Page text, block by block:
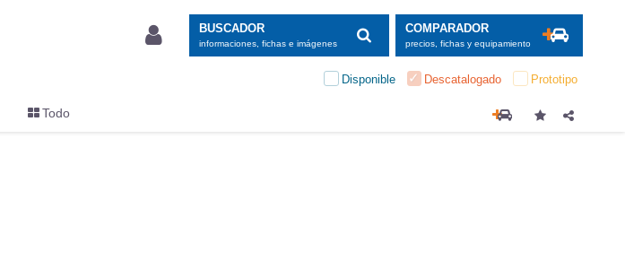
BUSCADOR
informaciones, fichas e imágenes
COMPARADOR
precios, fichas y equipamiento
Disponible Descatalogado Prototipo
Todo